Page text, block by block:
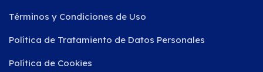
Términos y Condiciones de Uso
Política de Tratamiento de Datos Personales
Política de Cookies